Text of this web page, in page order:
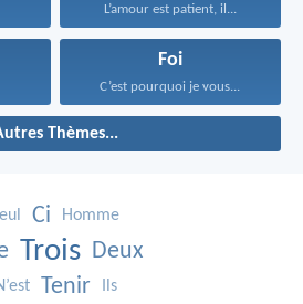
L’amour est patient, il...
Foi
C’est pourquoi je vous...
Thèmes...
Ci Homme
Trois Deux
Tenir Ils